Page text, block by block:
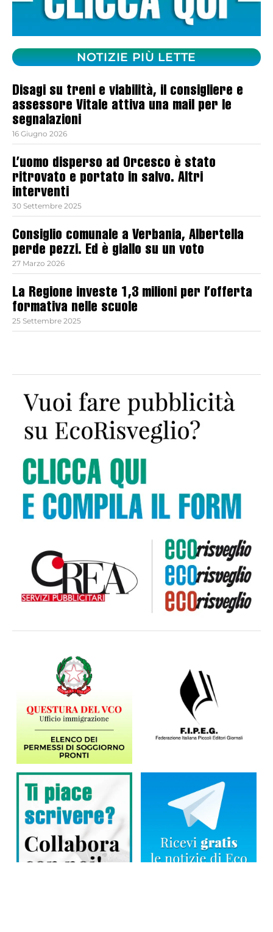
NOTIZIE PIÙ LETTE
Disagi su treni e viabilità, il consigliere e
assessore Vitale attiva una mail per le
segnalazioni
16 Giugno 2026
L’uomo disperso ad Orcesco è stato
ritrovato e portato in salvo. Altri
interventi
30 Settembre 2025
Consiglio comunale a Verbania, Albertella
perde pezzi. Ed è giallo su un voto
27 Marzo 2026
La Regione investe 1,3 milioni per l’offerta
formativa nelle scuole
25 Settembre 2025